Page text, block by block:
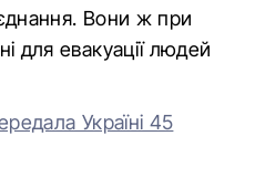
Вони ж при
для евакуації людей
Україні 45